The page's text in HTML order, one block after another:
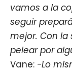
vamos a la
seguir
mejor. Con la
pelear por
Vane: -Lo